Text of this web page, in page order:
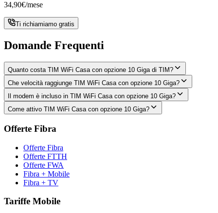
34,90€/mese
Ti richiamiamo gratis
Domande Frequenti
Quanto costa TIM WiFi Casa con opzione 10 Giga di TIM?
Che velocità raggiunge TIM WiFi Casa con opzione 10 Giga?
Il modem è incluso in TIM WiFi Casa con opzione 10 Giga?
Come attivo TIM WiFi Casa con opzione 10 Giga?
Offerte Fibra
Offerte Fibra
Offerte FTTH
Offerte FWA
Fibra + Mobile
Fibra + TV
Tariffe Mobile